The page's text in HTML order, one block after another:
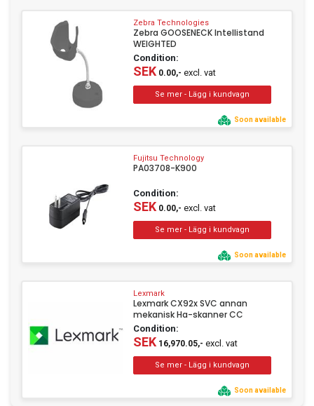
Zebra Technologies
Zebra GOOSENECK Intellistand
WEIGHTED
Condition:
SEK0.00,- excl. vat
Soon available
Fujitsu Technology
PA03708-K900
Condition:
SEK0.00,- excl. vat
Soon available
Lexmark
Lexmark CX92x SVC annan
mekanisk Ha-skanner CC
Condition:
SEK16,970.05,- excl. vat
Soon available